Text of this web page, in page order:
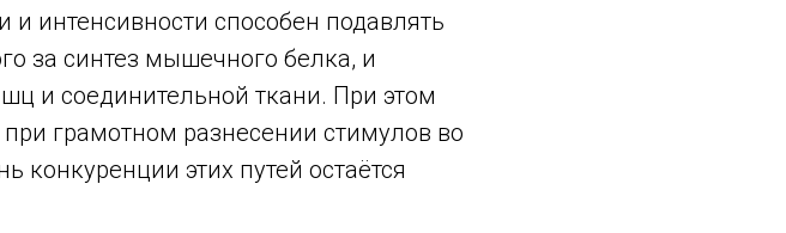
и интенсивности способен подавлять
за синтез мышечного белка, и
и соединительной ткани. При этом
грамотном разнесении стимулов во
этих путей остаётся